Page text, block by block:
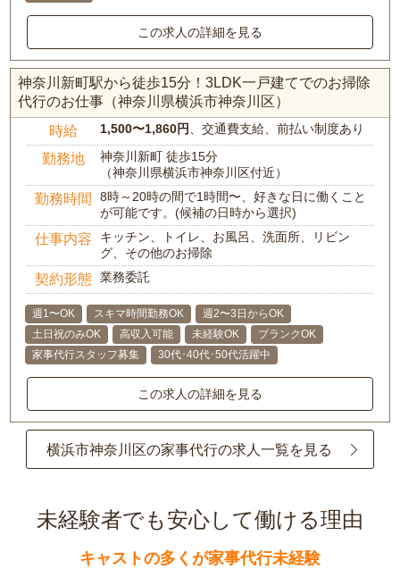
この求人の詳細を見る
神奈川新町駅から徒歩15分！3LDK一戸建てでのお掃除
代行のお仕事（神奈川県横浜市神奈川区）
時給 1,500〜1,860円 、交通費支給、前払い制度あり
勤務地
神奈川新町 徒歩15分
（神奈川県横浜市神奈川区付近）
勤務時間
8時～20時の間で1時間〜、好きな日に働くこと
が可能です。(候補の日時から選択)
仕事内容
キッチン、トイレ、お風呂、洗面所、リビン
グ、その他のお掃除
契約形態 業務委託
週1〜OK スキマ時間勤務OK
週2〜3日からOK
土日祝のみOK
高収入可能 未経験OK
ブランクOK
家事代行スタッフ募集
30代･40代･50代活躍中
この求人の詳細を見る
横浜市神奈川区の家事代行の求人一覧を見る
未経験者でも安心して働ける理由
キャストの多くが家事代行未経験